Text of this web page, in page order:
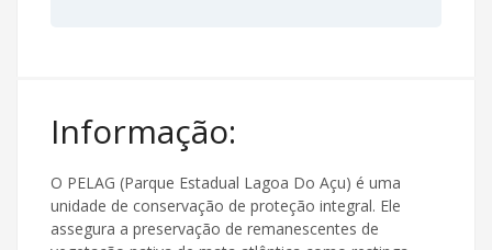
Informação:
O PELAG (Parque Estadual Lagoa Do Açu) é uma
unidade de conservação de proteção integral. Ele
assegura a preservação de remanescentes de